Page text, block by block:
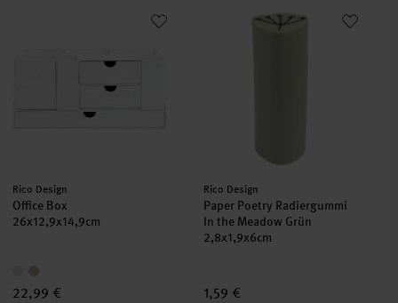
Hersteller:
Rico Design
Office Box
26x12,9x14,9cm
22,99 €
Paper Poetry Radiergummi In
Hersteller:
Rico Design
Paper Poetry Radiergummi
In the Meadow Grün
2,8x1,9x6cm
1,59 €